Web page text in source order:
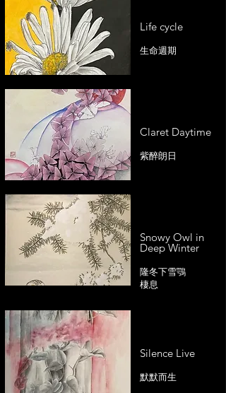
Life cycle
生命週期
Claret Daytime
紫醉朗日
Snowy Owl in
Deep Winter
隆冬下雪鶚
棲息
Silence Live
默默而生